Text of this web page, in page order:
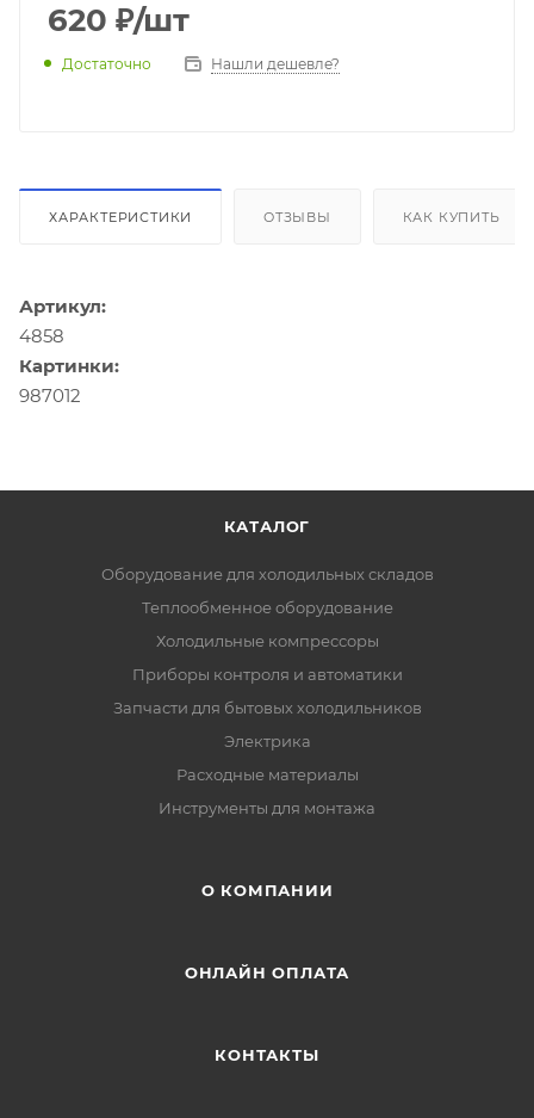
620 ₽/шт
Достаточно Нашли дешевле?
ХАРАКТЕРИСТИКИ ОТЗЫВЫ КАК КУПИТЬ
Артикул:
4858
Картинки:
987012
КАТАЛОГ
Оборудование для холодильных складов
Теплообменное оборудование
Холодильные компрессоры
Приборы контроля и автоматики
Запчасти для бытовых холодильников
Электрика
Расходные материалы
Инструменты для монтажа
О КОМПАНИИ
ОНЛАЙН ОПЛАТА
КОНТАКТЫ